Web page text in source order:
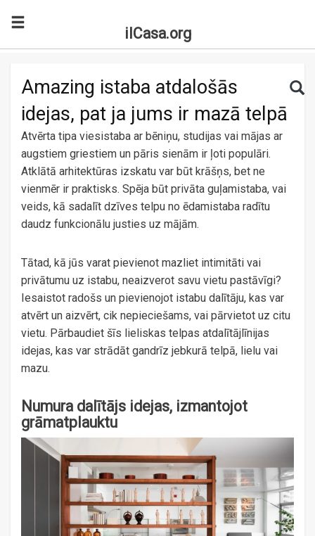
ilCasa.org
Search for:
Amazing istaba atdalošās
idejas, pat ja jums ir mazā telpā
Atvērta tipa viesistaba ar bēniņu, studijas vai mājas ar
augstiem griestiem un pāris sienām ir ļoti populāri.
Atklātā arhitektūras izskatu var būt krāšņs, bet ne
vienmēr ir praktisks. Spēja būt privāta guļamistaba, vai
veids, kā sadalīt dzīves telpu no ēdamistaba radītu
daudz funkcionālu justies uz mājām.
Tātad, kā jūs varat pievienot mazliet intimitāti vai
privātumu uz istabu, neaizverot savu vietu pastāvīgi?
Iesaistot radošs un pievienojot istabu dalītāju, kas var
atvērt un aizvērt, cik nepieciešams, vai pārvietot uz citu
vietu. Pārbaudiet šīs lieliskas telpas atdalītājlīnijas
idejas, kas var strādāt gandrīz jebkurā telpā, lielu vai
mazu.
Numura dalītājs idejas, izmantojot
grāmatplauktu